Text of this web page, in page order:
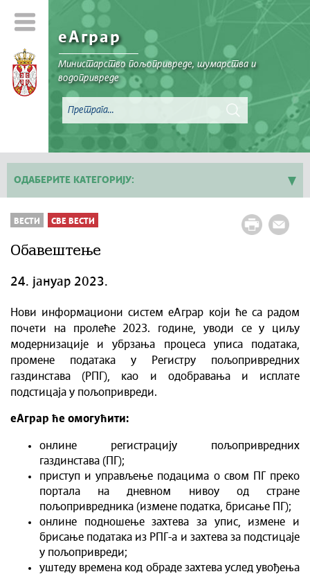
еАграр
Министарство пољопривреде, шумарства и
водопривреде
ОДАБЕРИТЕ КАТЕГОРИЈУ:
Све вести
ВЕСТИ СВЕ ВЕСТИ
Обавештење
24. јануар 2023.
Нови информациони систем еАграр који ће са радом
почети на пролеће 2023. године, уводи се у циљу
модернизације и убрзања процеса уписа података,
промене података у Регистру пољопривредних
газдинстава (РПГ), као и одобравања и исплате
подстицаја у пољопривреди.
еАграр ће омогућити:
онлине регистрацију пољопривредних
газдинстава (ПГ);
приступ и управљење подацима о свом ПГ преко
портала на дневном нивоу од стране
пољопривредника (измене податка, брисање ПГ);
онлине подношење захтева за упис, измене и
брисање података из РПГ-а и захтева за подстицаје
у пољопривреди;
уштеду времена код обраде захтева услед увођења